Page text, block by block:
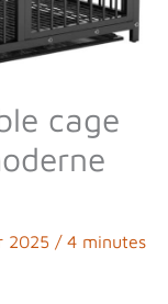
cage
2025 / 4 minutes